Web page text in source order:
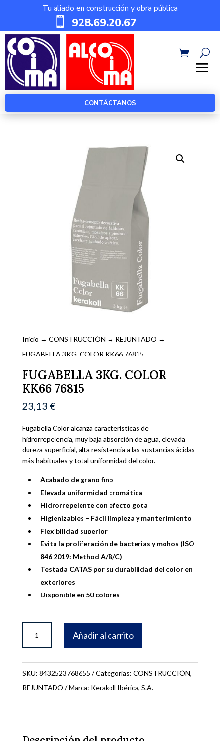
Tu aliado en construcción y obra pública
 928.69.20.67
CONTÁCTANOS
Inicio → CONSTRUCCIÓN → REJUNTADO →
FUGABELLA 3KG. COLOR KK66 76815
FUGABELLA 3KG. COLOR
KK66 76815
23,13 €
Fugabella Color alcanza características de
hidrorrepelencia, muy baja absorción de agua, elevada
dureza superficial, alta resistencia a las sustancias ácidas
más habituales y total uniformidad del color.
Acabado de grano fino
Elevada uniformidad cromática
Hidrorrepelente con efecto gota
Higienizables – Fácil limpieza y mantenimiento
Flexibilidad superior
Evita la proliferación de bacterias y mohos (ISO
846 2019: Method A/B/C)
Testada CATAS por su durabilidad del color en
exteriores
Disponible en 50 colores
KK66
76815
Añadir al carrito
SKU: 8432523768655 Categorías: CONSTRUCCIÓN,
REJUNTADO
Marca: Kerakoll Ibérica, S.A.